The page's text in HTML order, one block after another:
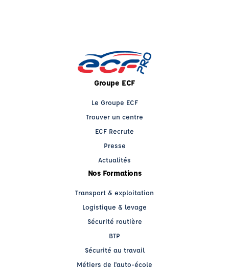
Groupe ECF
Le Groupe ECF
Trouver un centre
ECF Recrute
Presse
Actualités
Nos Formations
Transport & exploitation
Logistique & levage
Sécurité routière
BTP
Sécurité au travail
Métiers de l'auto-école